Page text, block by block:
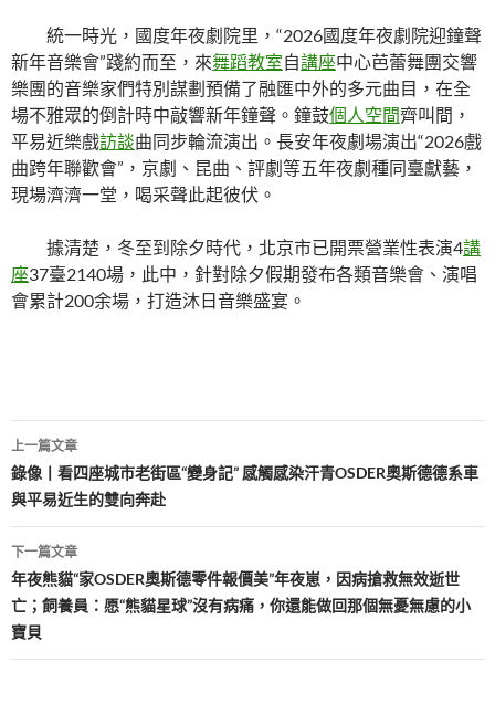
統一時光，國度年夜劇院里，“2026國度年夜劇院迎鐘聲
新年音樂會”踐約而至，來舞蹈教室自講座中心芭蕾舞團交響
樂團的音樂家們特別謀劃預備了融匯中外的多元曲目，在全
場不雅眾的倒計時中敲響新年鐘聲。鐘鼓個人空間齊叫間，
平易近樂戲訪談曲同步輪流演出。長安年夜劇場演出“2026戲
曲跨年聯歡會”，京劇、昆曲、評劇等五年夜劇種同臺獻藝，
現場濟濟一堂，喝采聲此起彼伏。
據清楚，冬至到除夕時代，北京市已開票營業性表演4講
座37臺2140場，此中，針對除夕假期發布各類音樂會、演唱
會累計200余場，打造沐日音樂盛宴。
文
章
導
覽
上一篇文章
錄像丨看四座城市老街區“變身記” 感觸感染汗青OSDER奧斯德德系車
與平易近生的雙向奔赴
下一篇文章
年夜熊貓“家OSDER奧斯德零件報價美”年夜崽，因病搶救無效逝世
亡；飼養員：愿“熊貓星球”沒有病痛，你還能做回那個無憂無慮的小
寶貝